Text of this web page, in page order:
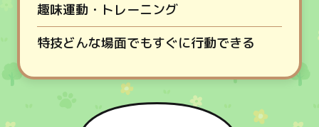
趣味運動・トレーニング
特技どんな場面でもすぐに行動できる